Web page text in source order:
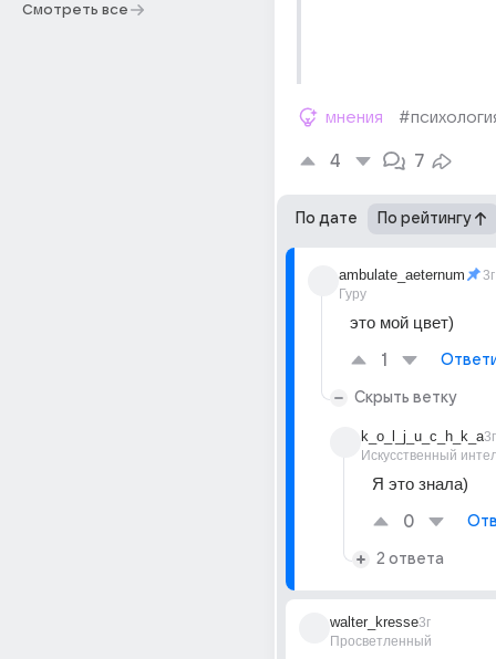
Смотреть все
мнения
4 7
По дате По рейтингу
ambulate_aeternum
Гуру
3г
это мой цвет)
1
Скрыть ветку
k_o_l_j_u_c_h_k_a
Искусственный
3г
Я это знала)
0
2 ответа
walter_kresse
Просветленный
3г